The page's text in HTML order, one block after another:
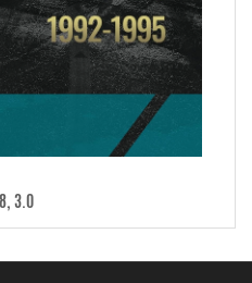
3.0